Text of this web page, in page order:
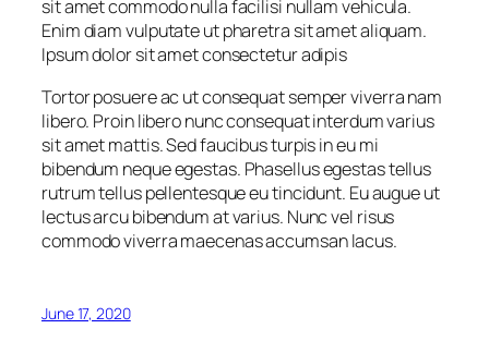
sit amet commodo nulla facilisi nullam vehicula.
Enim diam vulputate ut pharetra sit amet aliquam.
Ipsum dolor sit amet consectetur adipis
Tortor posuere ac ut consequat semper viverra nam
libero. Proin libero nunc consequat interdum varius
sit amet mattis. Sed faucibus turpis in eu mi
bibendum neque egestas. Phasellus egestas tellus
rutrum tellus pellentesque eu tincidunt. Eu augue ut
lectus arcu bibendum at varius. Nunc vel risus
commodo viverra maecenas accumsan lacus.
June 17, 2020